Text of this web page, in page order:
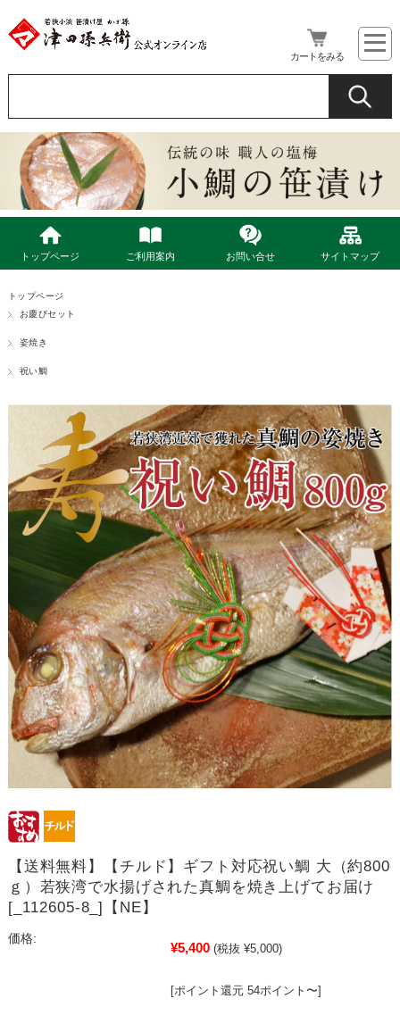
カートをみる
トップページ ご利用案内 お問い合せ サイトマップ
トップページ
お慶びセット
姿焼き
祝い鯛
【送料無料】【チルド】ギフト対応祝い鯛 大（約800
ｇ）若狭湾で水揚げされた真鯛を焼き上げてお届け
[_112605-8_]【NE】
価格:
¥5,400 (税抜 ¥5,000)
[ポイント還元 54ポイント〜]